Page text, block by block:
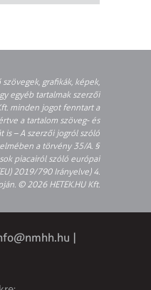
grafikák, képek,
egyéb tartalmak szerzői
minden jogot fenntart a
a tartalom szöveg- és
is – A szerzői jogról szóló
a törvény 35/A. §
piacairól szóló európai
2019/790 Irányelve) 4.
© 2026 HETEK.HU Kft.